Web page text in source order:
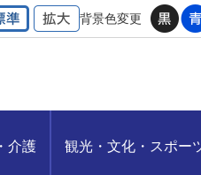
背景色変更
介護 観光・文化・スポー